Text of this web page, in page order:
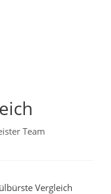
Team
Vergleich